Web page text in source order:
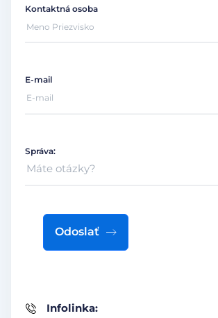
Infolinka:
Kontaktná osoba
E-mail
Správa:
Odoslať